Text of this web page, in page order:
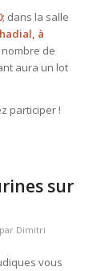
; dans la salle
à
de
aura un lot
participer !
sur
par Dimitri
vous